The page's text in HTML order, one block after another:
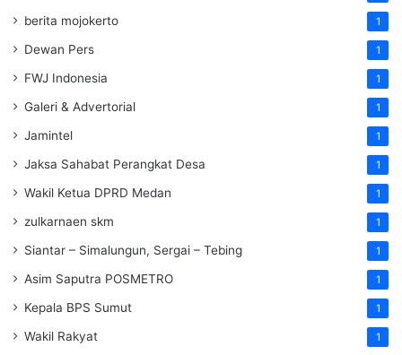
berita mojokerto 1
Dewan Pers 1
FWJ Indonesia 1
Galeri & Advertorial 1
Jamintel 1
Jaksa Sahabat Perangkat Desa 1
Wakil Ketua DPRD Medan 1
zulkarnaen skm 1
Siantar – Simalungun, Sergai – Tebing 1
Asim Saputra POSMETRO 1
Kepala BPS Sumut 1
Wakil Rakyat 1